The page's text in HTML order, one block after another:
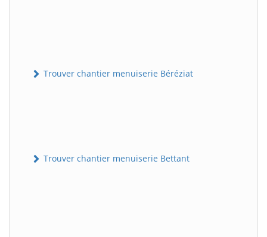
Trouver chantier menuiserie Béréziat
Trouver chantier menuiserie Bettant